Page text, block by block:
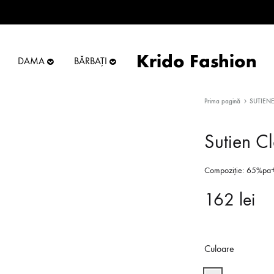
DAMA BĂRBAȚI Krido Fashion
Prima pagină SUTIENE
Sutien
Compoziție:
162 lei
Culoare